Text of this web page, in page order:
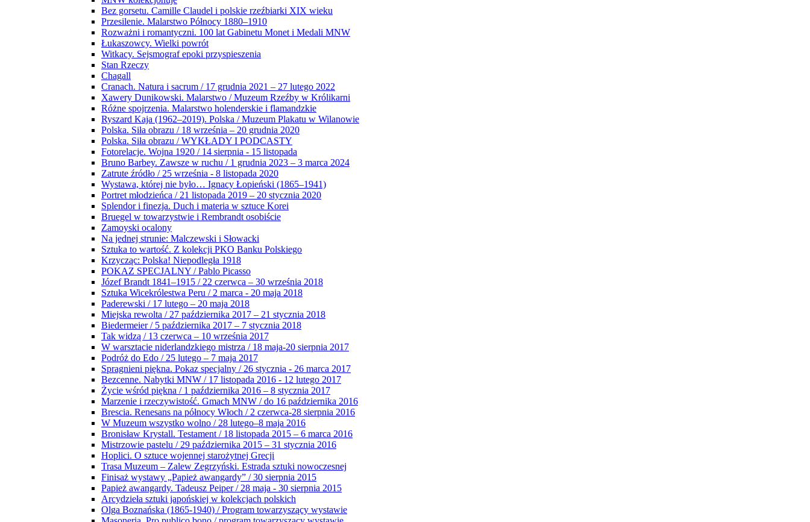
Bez gorsetu. Camille Claudel i polskie rzeźbiarki XIX wieku
Przesilenie. Malarstwo Północy 1880–1910
Rozważni i romantyczni. 100 lat Gabinetu Monet i Medali MNW
Łukaszowcy. Wielki powrót
Witkacy. Sejsmograf epoki przyspieszenia
Stan Rzeczy
Chagall
Cranach. Natura i sacrum / 17 grudnia 2021 – 27 lutego 2022
Xawery Dunikowski. Malarstwo / Muzeum Rzeźby w Królikarni
Różne spojrzenia. Malarstwo holenderskie i flamandzkie
Ryszard Kaja (1962–2019). Polska / Muzeum Plakatu w Wilanowie
Polska. Siła obrazu / 18 września – 20 grudnia 2020
Polska. Siła obrazu / WYKŁADY I PODCASTY
Fotorelacje. Wojna 1920 / 14 sierpnia - 15 listopada
Bruno Barbey. Zawsze w ruchu / 1 grudnia 2023 – 3 marca 2024
Zatrute źródło / 25 września - 8 listopada 2020
Wystawa, której nie było… Ignacy Łopieński (1865–1941)
Portret młodzieńca / 21 listopada 2019 – 20 stycznia 2020
Splendor i finezja. Duch i materia w sztuce Korei
Bruegel w towarzystwie i Rembrandt osobiście
Zamoyski ocalony
Na jednej strunie: Malczewski i Słowacki
Sztuka to wartość. Z kolekcji PKO Banku Polskiego
Krzycząc: Polska! Niepodległa 1918
POKAZ SPECJALNY / Pablo Picasso
Józef Brandt 1841–1915 / 22 czerwca – 30 września 2018
Sztuka Wicekrólestwa Peru / 2 marca - 20 maja 2018
Paderewski / 17 lutego – 20 maja 2018
Miejska rewolta / 27 października 2017 – 21 stycznia 2018
Biedermeier / 5 października 2017 – 7 stycznia 2018
Tak widzą / 13 czerwca – 10 września 2017
W warsztacie niderlandzkiego mistrza / 18 maja-20 sierpnia 2017
Podróż do Edo / 25 lutego – 7 maja 2017
Spragnieni piękna. Pokaz specjalny / 26 stycznia - 26 marca 2017
Bezcenne. Nabytki MNW / 17 listopada 2016 - 12 lutego 2017
Życie wśród piękna / 1 października 2016 – 8 stycznia 2017
Marzenie i rzeczywistość. Gmach MNW / do 16 października 2016
Brescia. Renesans na północy Włoch / 2 czerwca-28 sierpnia 2016
W Muzeum wszystko wolno / 28 lutego–8 maja 2016
Bronisław Krystall. Testament / 18 listopada 2015 – 6 marca 2016
Mistrzowie pastelu / 29 października 2015 – 31 stycznia 2016
Hoplici. O sztuce wojennej starożytnej Grecji
Trasa Muzeum – Zalew Zegrzyński. Estrada sztuki nowoczesnej
Finisaż wystawy „Papież awangardy” / 30 sierpnia 2015
Papież awangardy. Tadeusz Peiper / 28 maja - 30 sierpnia 2015
Arcydzieła sztuki japońskiej w kolekcjach polskich
Olga Boznańska (1865-1940) / Program towarzyszący wystawie